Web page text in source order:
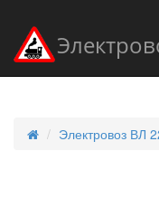
Электровоз ВЛ